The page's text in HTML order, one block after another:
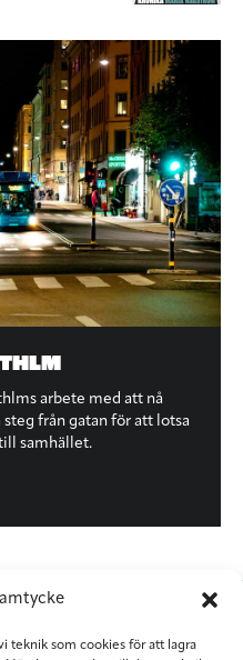
teknik som cookies för att lagra
arbete med att nå
från gatan för att lotsa
samhället.